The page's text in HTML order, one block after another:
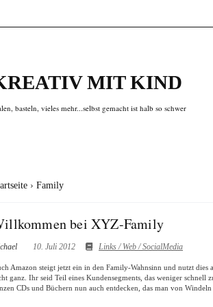
MIT KIND
basteln, vieles mehr...selbst gemacht ist halb so schwer
› Family
bei XYZ-Family
10. Juli 2012 Links / Web / SocialMedia
Amazon steigt jetzt ein in den Family-Wahnsinn und nutzt
ganz. Ihr seid Teil eines Kundensegments, das weniger
CDs und Büchern nun auch entdecken, das man von Windeln